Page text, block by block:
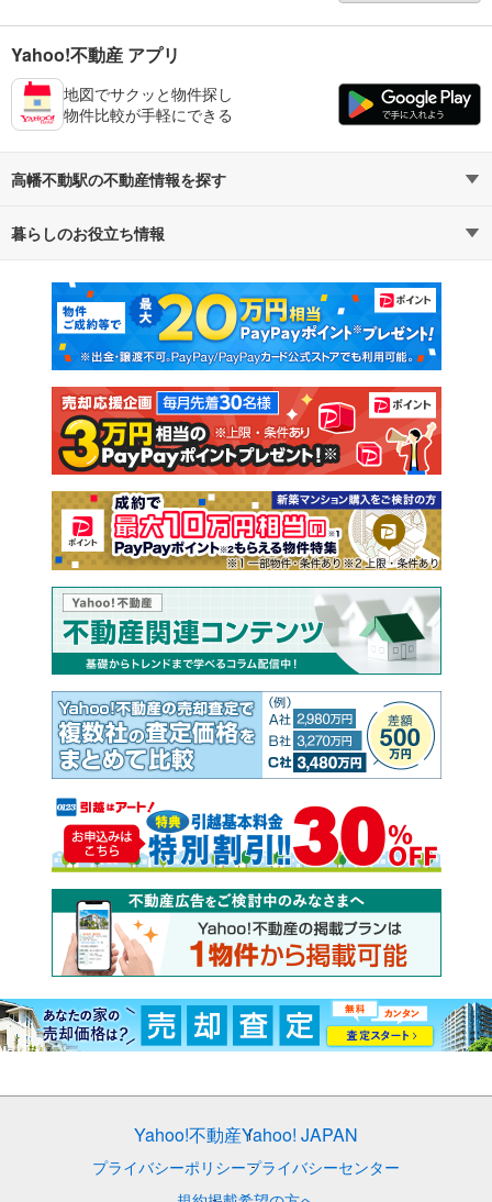
Yahoo!不動産 アプリ
地図でサクッと物件探し
物件比較が手軽にできる
高幡不動駅の不動産情報を探す
不動産・住宅
新築マンション 中古マンション
新築一戸建て 中古一戸建て
注文住宅 土地
売却査定
暮らしのお役立ち情報
マンションカタログ 教えて！住まいの先生
Yahoo!不動産Yahoo! JAPAN
プライバシーポリシープライバシーセンター